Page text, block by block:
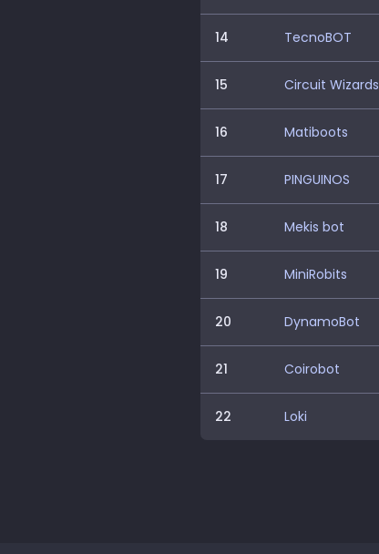
14 TecnoBOT
15 Circuit Wizards
16 Matiboots
17 PINGUINOS
18 Mekis bot
19 MiniRobits
20 DynamoBot
21 Coirobot
22 Loki